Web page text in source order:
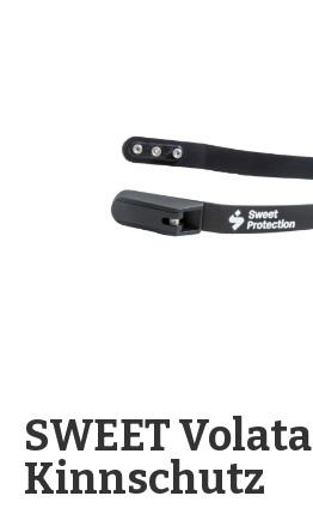
der
Bildergalerie
springen
SWEET Volata
Kinnschutz